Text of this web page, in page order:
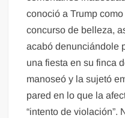
conoció a Trump
concurso de belleza,
acabó denunciándole
una fiesta en su finca
manoseó y la sujetó
pared en lo que la
“intento de violación”.